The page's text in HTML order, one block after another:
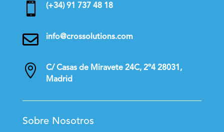
 (+34) 91 737 48 18
 info@crossolutions.com

C/ Casas de Miravete 24C, 2º4 28031,
Madrid
Sobre Nosotros